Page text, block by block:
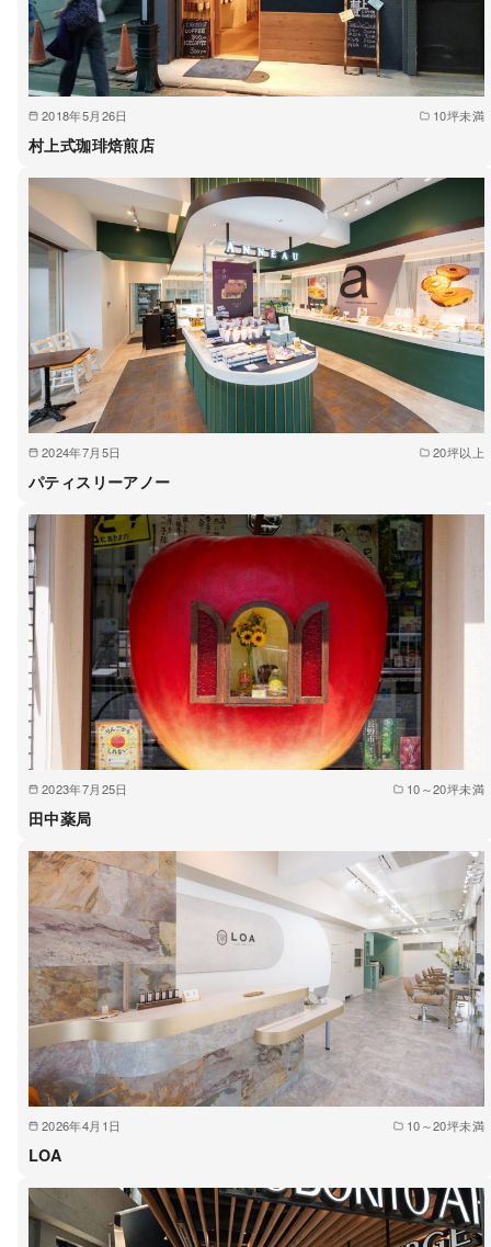
2018年5月26日 10坪未満
村上式珈琲焙煎店
2024年7月5日 20坪以上
パティスリーアノー
2023年7月25日 10～20坪未満
田中薬局
2026年4月1日 10～20坪未満
LOA